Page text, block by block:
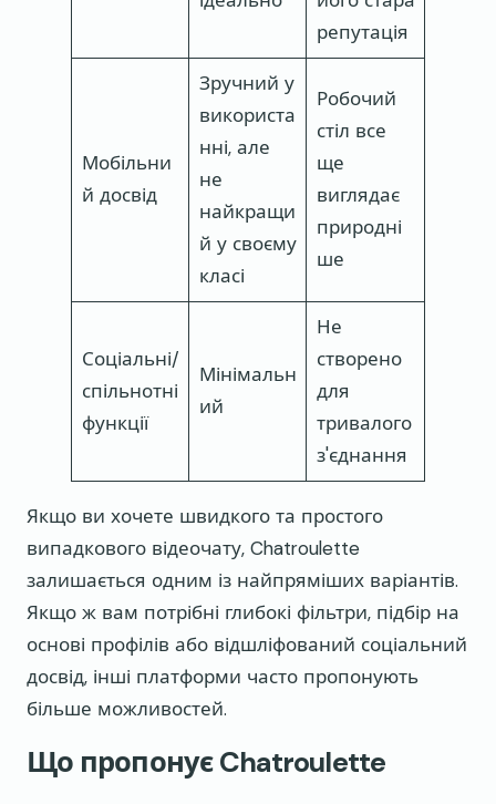
репутація
Мобільни
й досвід
Зручний у
використа
нні, але
не
найкращи
й у своєму
класі
Робочий
стіл все
ще
виглядає
природні
ше
Соціальні/
спільнотні
функції
Мінімальн
ий
Не
створено
для
тривалого
з'єднання
Якщо ви хочете швидкого та простого
випадкового відеочату, Chatroulette
залишається одним із найпряміших варіантів.
Якщо ж вам потрібні глибокі фільтри, підбір на
основі профілів або відшліфований соціальний
досвід, інші платформи часто пропонують
більше можливостей.
Що пропонує Chatroulette